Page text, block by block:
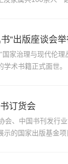
”出版座谈会
家治理与现代伦
订货会
会、中国书刊发行
的国家出版基金项